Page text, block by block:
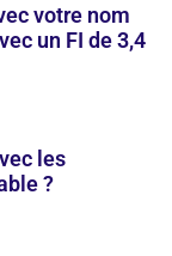
votre nom
un FI de 3,4
les
?